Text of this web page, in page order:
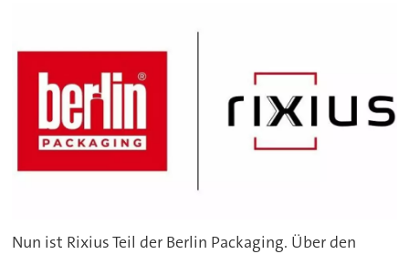
Nun ist Rixius Teil der Berlin Packaging. Über den